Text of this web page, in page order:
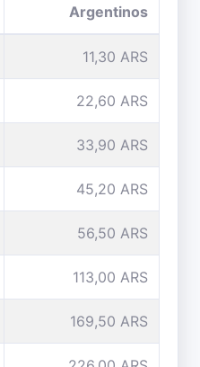
Argentinos
11,30 ARS
22,60 ARS
33,90 ARS
45,20 ARS
56,50 ARS
113,00 ARS
169,50 ARS